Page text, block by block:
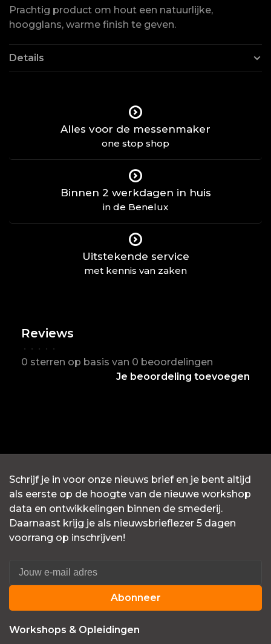
Prachtig product om hout een natuurlijke,
hoogglans, warme finish te geven.
Details
Alles voor de messenmaker
one stop shop
Binnen 2 werkdagen in huis
in de Benelux
Uitstekende service
met kennis van zaken
Reviews
• • • • •
0 sterren op basis van 0 beoordelingen
Je beoordeling toevoegen
Schrijf je in voor onze nieuws brief en je bent altijd
als eerste op de hoogte van de nieuwe workshop
data en ontwikkelingen binnen de smederij.
Daarnaast krijg je als nieuwsbrieflezer 5 dagen
voorrang op inschrijven!
Abonneer
Workshops & Opleidingen